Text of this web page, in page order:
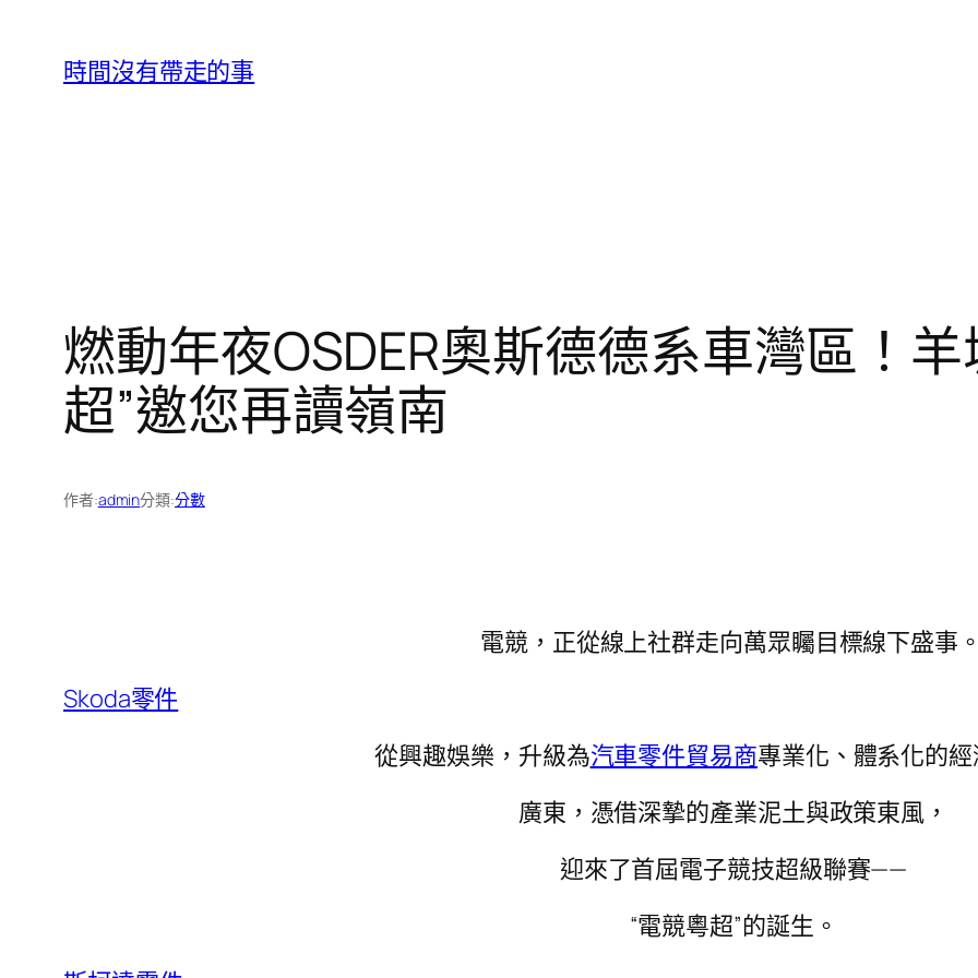
時間沒有帶走的事
燃動年夜OSDER奧斯德德系車灣區！
超”邀您再讀嶺南
作者:admin分類:分數
電競，正從線上社群走向萬眾矚目標線下盛事。
Skoda零件
從興趣娛樂，升級為汽車零件貿易商專業化、體系化的經
廣東，憑借深摯的產業泥土與政策東風，
迎來了首屆電子競技超級聯賽——
“電競粵超”的誕生。